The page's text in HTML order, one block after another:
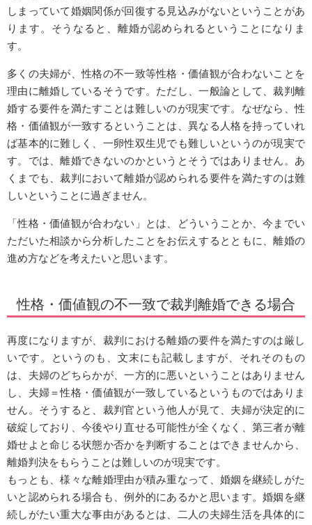
しまっていて婚姻関係が回復する見込みがないということがあ
ります。そうなると、離婚が認められるということになりま
す。
多くの夫婦が、性格の不一致等性格・価値観が合わないことを
理由に離婚しているそうです。ただし、一般論として、裁判離
婚する要件を満たすことは難しいのが現実です。なぜなら、性
格・価値観が一致するということは、異なる人格を持っていれ
ば基本的に難しく、一卵性双生児でも難しいというのが現実で
す。では、離婚できないのかというとそうではありません。あ
くまでも、裁判において離婚が認められる要件を満たすのは難
しいということに過ぎません。
「性格・価値観が合わない」とは、どういうことか、今までい
ただいた相談から分析したことをお伝えするとともに、離婚の
進め方などを考えたいと思います。
性格・価値観の不一致で裁判離婚できる場合
再度になりますが、裁判における離婚の要件を満たすのは厳し
いです。というのも、文末にも記載しますが、それそのもの
は、夫婦のどちらかが、一方的に悪いということはありません
し、夫婦＝性格・価値観が一致しているというものではありま
せん。そうすると、裁判官という他人が見て、夫婦が決定的に
破綻しており、今後やり直せる可能性が全くなく、第三者が離
婚せよと命じる状態か否かを判断することはできませんから、
離婚判決をもらうことは難しいのが現実です。
もっとも、様々な離婚理由が積み重なって、婚姻を継続しがた
いと認められる場合も、例外的にあるかと思います。婚姻を継
続しがたい重大な事由があるとは、二人の夫婦生活を具体的に